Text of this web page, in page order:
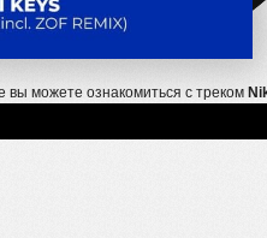
вы можете ознакомиться с треком